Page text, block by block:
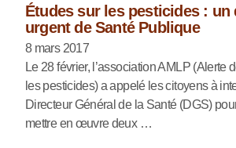
Études sur les pesticides : un
urgent de Santé Publique
8 mars 2017
Le 28 février, l’association AMLP (Alerte
les pesticides) a appelé les citoyens à
Directeur Général de la Santé (DGS)
mettre en œuvre deux …